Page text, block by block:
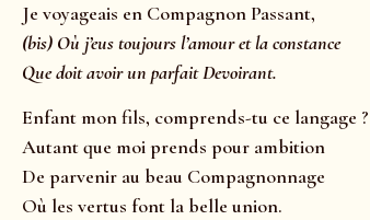
Je voyageais en Compagnon Passant,
(bis) Où j’eus toujours l’amour et la constance
Que doit avoir un parfait Devoirant.
Enfant mon fils, comprends-tu ce langage ?
Autant que moi prends pour ambition
De parvenir au beau Compagnonnage
Où les vertus font la belle union.